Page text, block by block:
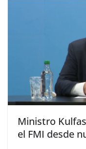
Ministro
el FMI desde